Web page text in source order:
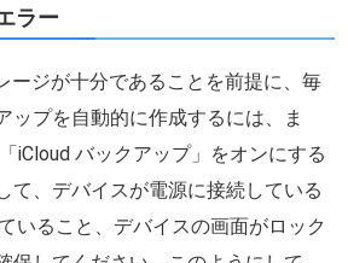
ラー
ージが十分であることを前提に、毎
ップを自動的に作成するには、ま
iCloud バックアップ」をオンにする
て、デバイスが電源に接続している
いること、デバイスの画面がロック